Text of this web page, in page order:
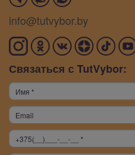
info@tutvybor.by
Связаться с TutVybor: